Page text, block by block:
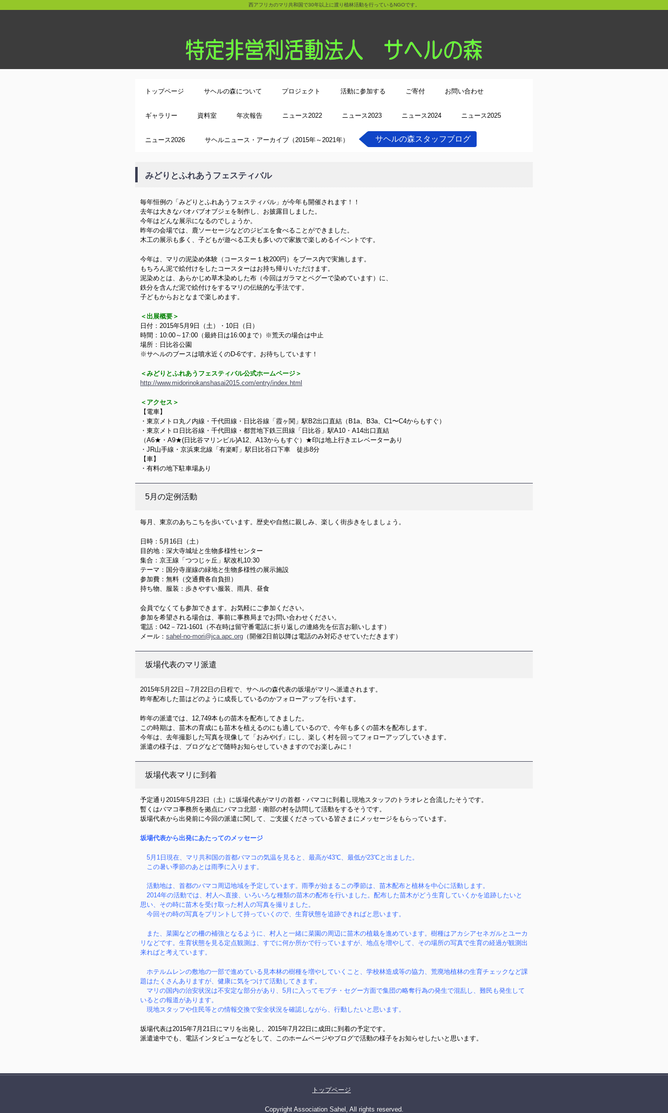
西アフリカのマリ共和国で30年以上に渡り植林活動を行っているNGOです。
トップページ サヘルの森について プロジェクト 活動に参加する ご寄付 お問い合わせ
ギャラリー 資料室 年次報告 ニュース2022 ニュース2023 ニュース2024 ニュース2025
ニュース2026 サヘルニュース・アーカイブ（2015年～2021年） サヘルの森スタッフブログ
みどりとふれあうフェスティバル
毎年恒例の「みどりとふれあうフェスティバル」が今年も開催されます！！
去年は大きなバオバブオブジェを制作し、お披露目しました。
今年はどんな展示になるのでしょうか。
昨年の会場では、鹿ソーセージなどのジビエを食べることができました。
木工の展示も多く、子どもが遊べる工夫も多いので家族で楽しめるイベントです。
今年は、マリの泥染め体験（コースター１枚200円）をブース内で実施します。
もちろん泥で絵付けをしたコースターはお持ち帰りいただけます。
泥染めとは、あらかじめ草木染めした布（今回はガラマとペグーで染めています）に、
鉄分を含んだ泥で絵付けをするマリの伝統的な手法です。
子どもからおとなまで楽しめます。
＜出展概要＞
日付：2015年5月9日（土）・10日（日）
時間：10:00～17:00（最終日は16:00まで）※荒天の場合は中止
場所：日比谷公園
※サヘルのブースは噴水近くのD-6です。お待ちしています！
＜みどりとふれあうフェスティバル公式ホームページ＞
http://www.midorinokanshasai2015.com/entry/index.html
＜アクセス＞
【電車】
・東京メトロ丸ノ内線・千代田線・日比谷線「霞ヶ関」駅B2出口直結（B1a、B3a、C1〜C4からもすぐ）
・東京メトロ日比谷線・千代田線・都営地下鉄三田線「日比谷」駅A10・A14出口直結
（A6★・A9★(日比谷マリンビル)A12、A13からもすぐ）★印は地上行きエレベーターあり
・JR山手線・京浜東北線「有楽町」駅日比谷口下車 徒歩8分
【車】
・有料の地下駐車場あり
5月の定例活動
毎月、東京のあちこちを歩いています。歴史や自然に親しみ、楽しく街歩きをしましょう。
日時：5月16日（土）
目的地：深大寺城址と生物多様性センター
集合：京王線「つつじヶ丘」駅改札10:30
テーマ：国分寺崖線の緑地と生物多様性の展示施設
参加費：無料（交通費各自負担）
持ち物、服装：歩きやすい服装、雨具、昼食
会員でなくても参加できます。お気軽にご参加ください。
参加を希望される場合は、事前に事務局までお問い合わせください。
電話：042－721-1601（不在時は留守番電話に折り返しの連絡先を伝言お願いします）
メール： sahel-no-mori@jca.apc.org （開催2日前以降は電話のみ対応させていただきます）
坂場代表のマリ派遣
2015年5月22日～7月22日の日程で、サヘルの森代表の坂場がマリへ派遣されます。
昨年配布した苗はどのように成長しているのかフォローアップを行います。
昨年の派遣では、12,749本もの苗木を配布してきました。
この時期は、苗木の育成にも苗木を植えるのにも適しているので、今年も多くの苗木を配布します。
今年は、去年撮影した写真を現像して「おみやげ」にし、楽しく村を回ってフォローアップしていきます。
派遣の様子は、ブログなどで随時お知らせしていきますのでお楽しみに！
坂場代表マリに到着
予定通り2015年5月23日（土）に坂場代表がマリの首都・バマコに到着し現地スタッフのトラオレと合流したそうです。
暫くはバマコ事務所を拠点にバマコ北部・南部の村を訪問して活動をするそうです。
坂場代表から出発前に今回の派遣に関して、ご支援くださっている皆さまにメッセージをもらっています。
坂場代表から出発にあたってのメッセージ
5月1日現在、マリ共和国の首都バマコの気温を見ると、最高が43℃、最低が23℃と出ました。
この暑い季節のあとは雨季に入ります。
活動地は、首都のバマコ周辺地域を予定しています。雨季が始まるこの季節は、苗木配布と植林を中心に活動します。
2014年の活動では、村人へ直接、いろいろな種類の苗木の配布を行いました。配布した苗木がどう生育していくかを追跡したいと
思い、その時に苗木を受け取った村人の写真を撮りました。
今回その時の写真をプリントして持っていくので、生育状態を追跡できればと思います。
また、菜園などの柵の補強となるように、村人と一緒に菜園の周辺に苗木の植栽を進めています。樹種はアカシアセネガルとユーカ
リなどです。生育状態を見る定点観測は、すでに何か所かで行っていますが、地点を増やして、その場所の写真で生育の経過が観測出
来ればと考えています。
ホテルムレンの敷地の一部で進めている見本林の樹種を増やしていくこと、学校林造成等の協力、荒廃地植林の生育チェックなど課
題はたくさんありますが、健康に気をつけて活動してきます。
マリの国内の治安状況は不安定な部分があり、5月に入ってモプチ・セグー方面で集団の略奪行為の発生で混乱し、難民も発生して
いるとの報道があります。
現地スタッフや住民等との情報交換で安全状況を確認しながら、行動したいと思います。
坂場代表は2015年7月21日にマリを出発し、2015年7月22日に成田に到着の予定です。
派遣途中でも、電話インタビューなどをして、このホームページやブログで活動の様子をお知らせしたいと思います。
トップページ
Copyright Association Sahel, All rights reserved.